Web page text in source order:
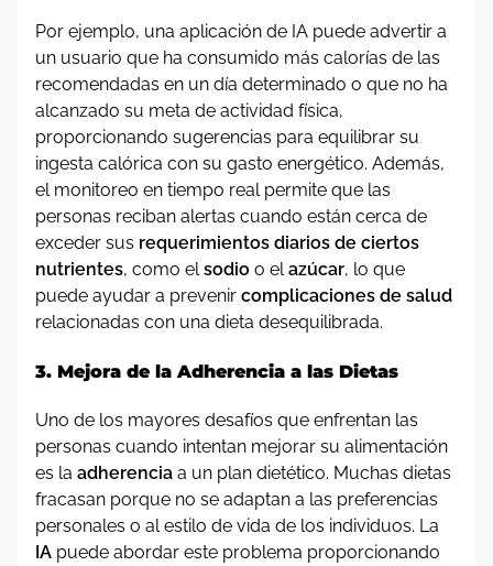
Por ejemplo, una aplicación de IA puede advertir a
un usuario que ha consumido más calorías de las
recomendadas en un día determinado o que no ha
alcanzado su meta de actividad física,
proporcionando sugerencias para equilibrar su
ingesta calórica con su gasto energético. Además,
el monitoreo en tiempo real permite que las
personas reciban alertas cuando están cerca de
exceder sus requerimientos diarios de ciertos
nutrientes, como elsodio o elazúcar, lo que
puede ayudar a prevenir complicaciones de salud
relacionadas con una dieta desequilibrada.
3. Mejora de la Adherencia a las Dietas
Uno de los mayores desafíos que enfrentan las
personas cuando intentan mejorar su alimentación
es la adherencia a un plan dietético. Muchas dietas
fracasan porque no se adaptan a las preferencias
personales o al estilo de vida de los individuos. La
IA puede abordar este problema proporcionando